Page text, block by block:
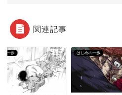
関連記事
の一歩 はじめの一歩